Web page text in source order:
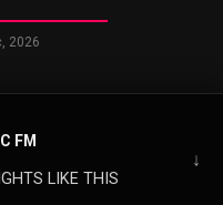
FM
LIKE THIS
↓
2026